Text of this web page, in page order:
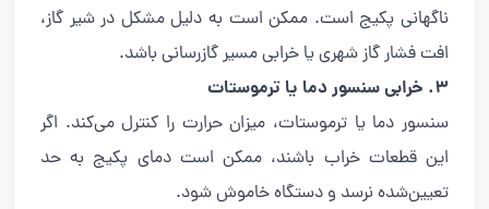
ناگهانی پکیج است. ممکن است به دلیل مشکل در شیر گاز،
افت فشار گاز شهری یا خرابی مسیر گازرسانی باشد.
۳. خرابی سنسور دما یا ترموستات
سنسور دما یا ترموستات، میزان حرارت را کنترل می‌کند. اگر
این قطعات خراب باشند، ممکن است دمای پکیج به حد
تعیین‌شده نرسد و دستگاه خاموش شود.